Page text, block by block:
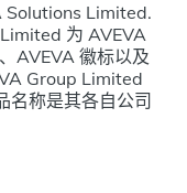
Limited.
为 AVEVA
AVEVA 徽标以及
Group Limited
名称是其各自公司